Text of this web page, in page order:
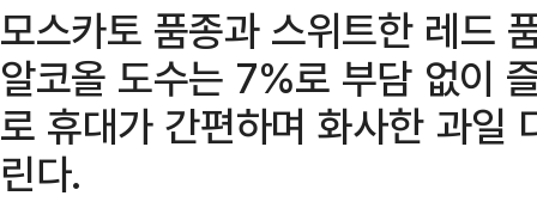
모스카토 품종과 스위트한 레드
알코올 도수는 7%로 부담 없이
로 휴대가 간편하며 화사한 과일
린다.